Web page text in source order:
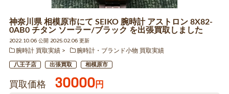
神奈川県 相模原市にて SEIKO 腕時計 アストロン 8X82-
0AB0 チタン ソーラー/ブラック を出張買取しました
2022.10.06 公開 2025.02.06 更新
腕時計 買取実績
腕時計・ブランド小物 買取実績
八王子店 出張買取 相模原市
買取価格 30000円